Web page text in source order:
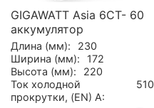
GIGAWATT Asia 6CT- 60
аккумулятор
Длина (мм):
230
Ширина (мм):
172
Высота (мм):
220
Ток холодной
прокрутки, (EN) А:
510